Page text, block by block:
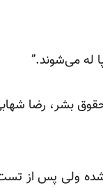
له می‌شوند.”
بشر، رضا
شده ولی پس از